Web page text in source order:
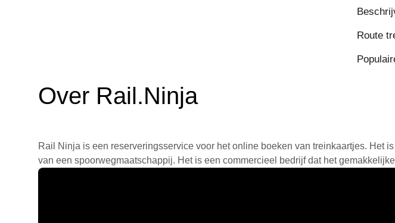
Route
Over Rail.Ninja
Rail Ninja is een reserveringsservice voor het online boeken van treinkaartjes. Het
van een spoorwegmaatschappij. Het is een commercieel bedrijf dat het